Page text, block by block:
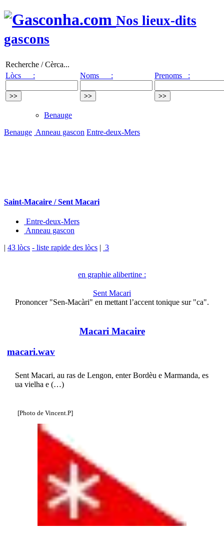
Nos lieux-dits
gascons
Recherche / Cèrca...
Lòcs :
Noms : Prenoms :
Benauge
Benauge Anneau gascon Entre-deux-Mers
Saint-Macaire / Sent Macari
Entre-deux-Mers
Anneau gascon
| 43 lòcs - liste rapide des lòcs | 3
en graphie alibertine :
Sent Macari
Prononcer "Sen-Macàri" en mettant l’accent tonique sur "ca".
Macari Macaire
macari.wav
Sent Macari, au ras de Lengon, enter Bordèu e Marmanda, es
ua vielha e (…)
[Photo de Vincent.P]